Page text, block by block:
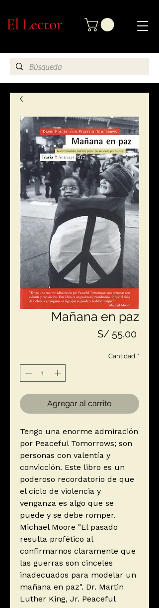
El Lector
Mañana en paz
S/ 55.00Precio
Cantidad *
Agregar al carrito
Tengo una enorme admiración
por Peaceful Tomorrows; son
personas con valentía y
convicción. Este libro es un
poderoso recordatorio de que
el ciclo de violencia y
venganza es algo que se
puede y se debe romper.
Michael Moore "El pasado
resulta profético al
confirmarnos claramente que
las guerras son cinceles
inadecuados para modelar un
mañana en paz". Dr. Martin
Luther King, Jr. Peaceful